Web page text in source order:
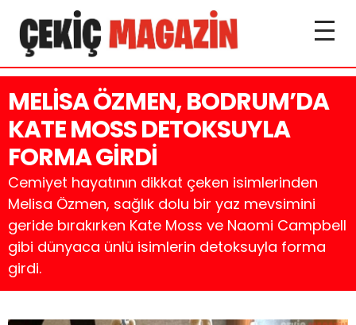
MELİSA ÖZMEN, BODRUM’DA
KATE MOSS DETOKSUYLA
FORMA GİRDİ
Cemiyet hayatının dikkat çeken isimlerinden
Melisa Özmen, sağlık dolu bir yaz mevsimini
geride bırakırken Kate Moss ve Naomi Campbell
gibi dünyaca ünlü isimlerin detoksuyla forma
girdi.